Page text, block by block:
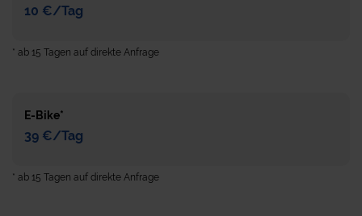
10 €/Tag
* ab 15 Tagen auf direkte Anfrage
E-Bike*
39 €/Tag
* ab 15 Tagen auf direkte Anfrage